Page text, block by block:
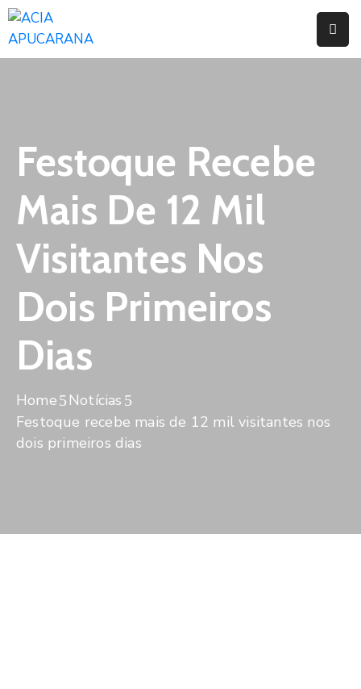
Serviços
Campanhas
Convênios
Benefícios
Fórum
Desenvolve
Instituto
De
Imprensa
Festoque Recebe
Mais De 12 Mil
Visitantes Nos
Dois Primeiros
Dias
Home
Notícias
Festoque recebe mais de 12 mil visitantes nos
dois primeiros dias